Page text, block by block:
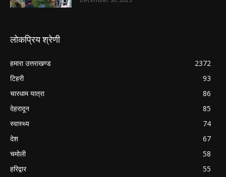
लोकप्रिय श्रेणी
हमारा उत्तराखण्ड
2372
टिहरी
93
चारधाम यात्रा
86
देहरादून
85
स्वास्थ्य
74
देश
67
चमोली
58
हरिद्वार
55